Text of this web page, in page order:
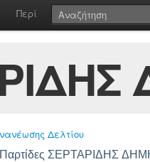
Περί
Δελτίου
ΣΕΡΤΑΡΙΔΗΣ